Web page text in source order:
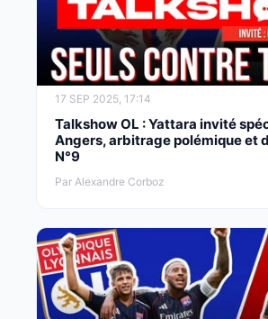
17 SEP 2025, 17:14
Talkshow OL : Yattara invité
Angers, arbitrage polémique et
N°9
Par Alexandre Corboz